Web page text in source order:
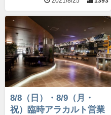
8/8（日）・8/9（月・
祝）臨時アラカルト営業